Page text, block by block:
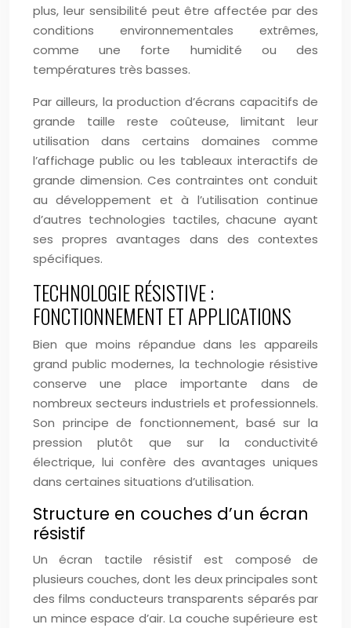
plus, leur sensibilité peut être affectée par des
conditions environnementales extrêmes,
comme une forte humidité ou des
températures très basses.
Par ailleurs, la production d’écrans capacitifs de
grande taille reste coûteuse, limitant leur
utilisation dans certains domaines comme
l’affichage public ou les tableaux interactifs de
grande dimension. Ces contraintes ont conduit
au développement et à l’utilisation continue
d’autres technologies tactiles, chacune ayant
ses propres avantages dans des contextes
spécifiques.
TECHNOLOGIE RÉSISTIVE :
FONCTIONNEMENT ET APPLICATIONS
Bien que moins répandue dans les appareils
grand public modernes, la technologie résistive
conserve une place importante dans de
nombreux secteurs industriels et professionnels.
Son principe de fonctionnement, basé sur la
pression plutôt que sur la conductivité
électrique, lui confère des avantages uniques
dans certaines situations d’utilisation.
Structure en couches d’un écran
résistif
Un écran tactile résistif est composé de
plusieurs couches, dont les deux principales sont
des films conducteurs transparents séparés par
un mince espace d’air. La couche supérieure est